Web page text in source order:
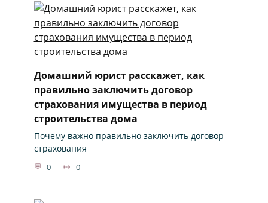
Домашний юрист расскажет, как
правильно заключить договор
страхования имущества в период
строительства дома
Почему важно правильно заключить договор
страхования
0 0